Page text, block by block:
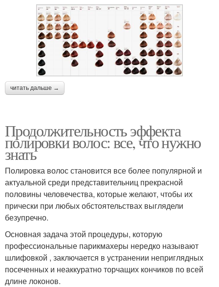
читать дальше →
Продолжительность эффекта
полировки волос: все, что нужно
знать
Полировка волос становится все более популярной и
актуальной среди представительниц прекрасной
половины человечества, которые желают, чтобы их
прически при любых обстоятельствах выглядели
безупречно.
Основная задача этой процедуры, которую
профессиональные парикмахеры нередко называют
шлифовкой , заключается в устранении неприглядных
посеченных и неаккуратно торчащих кончиков по всей
длине локонов.